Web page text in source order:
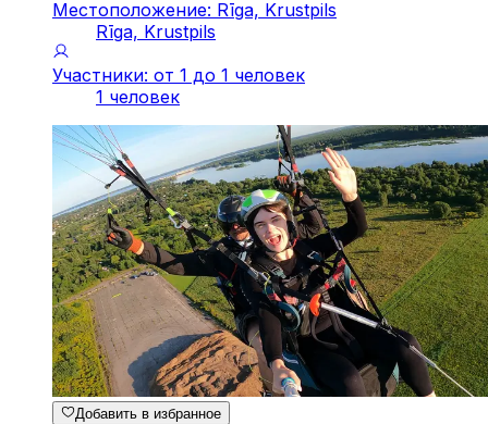
Местоположение: Rīga, Krustpils
Rīga, Krustpils
Участники: от 1 до 1 человек
1 человек
Добавить в избранное